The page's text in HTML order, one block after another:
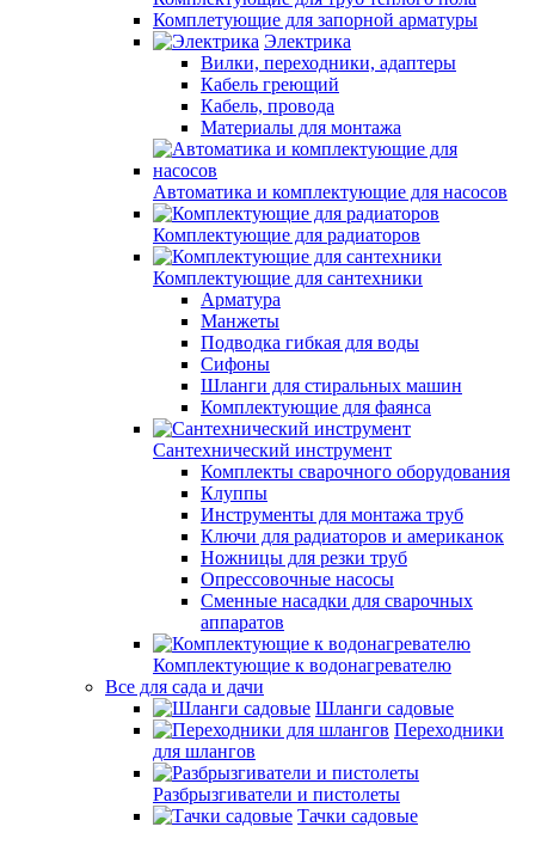
Комплетующие для запорной арматуры
Электрика
Вилки, переходники, адаптеры
Кабель греющий
Кабель, провода
Материалы для монтажа
Автоматика и комплектующие для насосов
Комплектующие для радиаторов
Комплектующие для сантехники
Арматура
Манжеты
Подводка гибкая для воды
Сифоны
Шланги для стиральных машин
Комплектующие для фаянса
Сантехнический инструмент
Комплекты сварочного оборудования
Клуппы
Инструменты для монтажа труб
Ключи для радиаторов и американок
Ножницы для резки труб
Опрессовочные насосы
Сменные насадки для сварочных
аппаратов
Комплектующие к водонагревателю
Все для сада и дачи
Шланги садовые
Переходники
для шлангов
Разбрызгиватели и пистолеты
Тачки садовые